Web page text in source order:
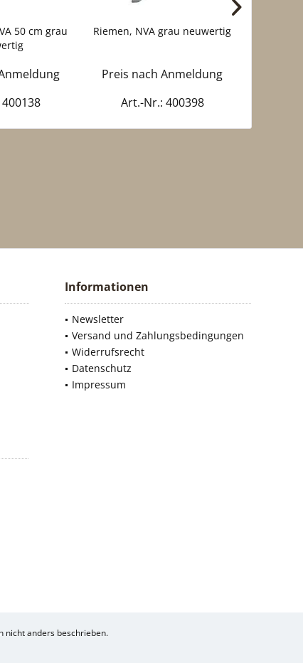
50 cm grau
Riemen, NVA grau neuwertig
Preis nach Anmeldung
Art.-Nr.: 400398
Informationen
Newsletter
Versand und Zahlungsbedingungen
Widerrufsrecht
Datenschutz
Impressum
nicht anders beschrieben.